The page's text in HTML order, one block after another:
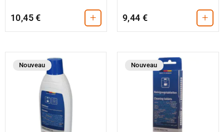
10,45 € + 9,44 € +
Nouveau Nouveau